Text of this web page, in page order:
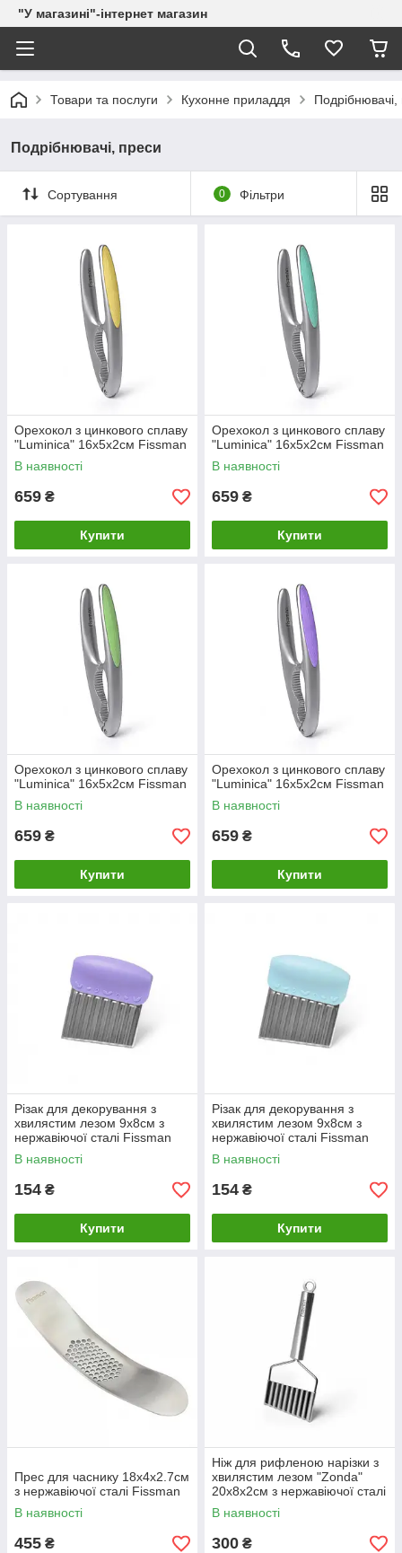
"У магазині"-інтернет магазин
Товари та послуги Кухонне приладдя Подрібнювачі,
Подрібнювачі, преси
Сортування 0 Фільтри
Орехокол з цинкового сплаву
"Luminica" 16х5х2см Fissman
В наявності
659 ₴
Купити
Орехокол з цинкового сплаву
"Luminica" 16х5х2см Fissman
В наявності
659 ₴
Купити
Орехокол з цинкового сплаву
"Luminica" 16х5х2см Fissman
В наявності
659 ₴
Купити
Орехокол з цинкового сплаву
"Luminica" 16х5х2см Fissman
В наявності
659 ₴
Купити
Різак для декорування з
хвилястим лезом 9х8см з
нержавіючої сталі Fissman
В наявності
154 ₴
Купити
Різак для декорування з
хвилястим лезом 9х8см з
нержавіючої сталі Fissman
В наявності
154 ₴
Купити
Прес для часнику 18х4х2.7см
з нержавіючої сталі Fissman
В наявності
455 ₴
Ніж для рифленою нарізки з
хвилястим лезом "Zonda"
20х8х2см з нержавіючої сталі
Fissman
В наявності
300 ₴